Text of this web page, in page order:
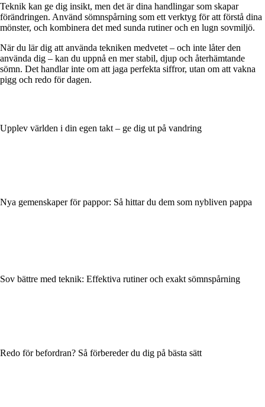
Teknik kan ge dig insikt, men det är dina handlingar som skapar
förändringen. Använd sömnspårning som ett verktyg för att förstå dina
mönster, och kombinera det med sunda rutiner och en lugn sovmiljö.
När du lär dig att använda tekniken medvetet – och inte låter den
använda dig – kan du uppnå en mer stabil, djup och återhämtande
sömn. Det handlar inte om att jaga perfekta siffror, utan om att vakna
pigg och redo för dagen.
Upplev världen i din egen takt – ge dig ut på vandring
Nya gemenskaper för pappor: Så hittar du dem som nybliven pappa
Sov bättre med teknik: Effektiva rutiner och exakt sömnspårning
Redo för befordran? Så förbereder du dig på bästa sätt